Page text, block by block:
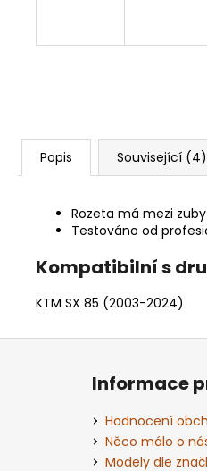
Popis Související (4)
Rozeta má mezi
Testováno od
Kompatibilní s
KTM SX 85 (2003-2024)
Z
Informace
Hodnocení
Něco málo o
Modely dle